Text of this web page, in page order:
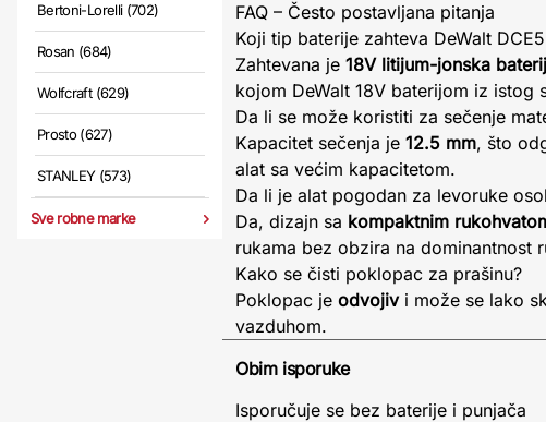
Bertoni-Lorelli (702)
Rosan (684)
Wolfcraft (629)
Prosto (627)
STANLEY (573)
Sve robne marke
FAQ – Često postavljana pitanja
Koji tip baterije zahteva DeWalt
Zahtevana je 18V litijum-jonska
kojom DeWalt 18V baterijom iz istog
Da li se može koristiti za sečenje
Kapacitet sečenja je 12.5 mm, što
alat sa većim kapacitetom.
Da li je alat pogodan za levoruke
Da, dizajn sa kompaktnim
rukama bez obzira na dominantnost
Kako se čisti poklopac za prašinu?
Poklopac je odvojivi može se lako
vazduhom.
Obim isporuke
Isporučuje se bez baterije i punjača